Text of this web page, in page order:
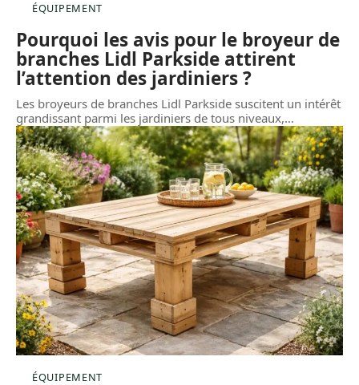
ÉQUIPEMENT
Pourquoi les avis pour le broyeur de
branches Lidl Parkside attirent
l’attention des jardiniers ?
Les broyeurs de branches Lidl Parkside suscitent un intérêt
grandissant parmi les jardiniers de tous niveaux,…
ÉQUIPEMENT